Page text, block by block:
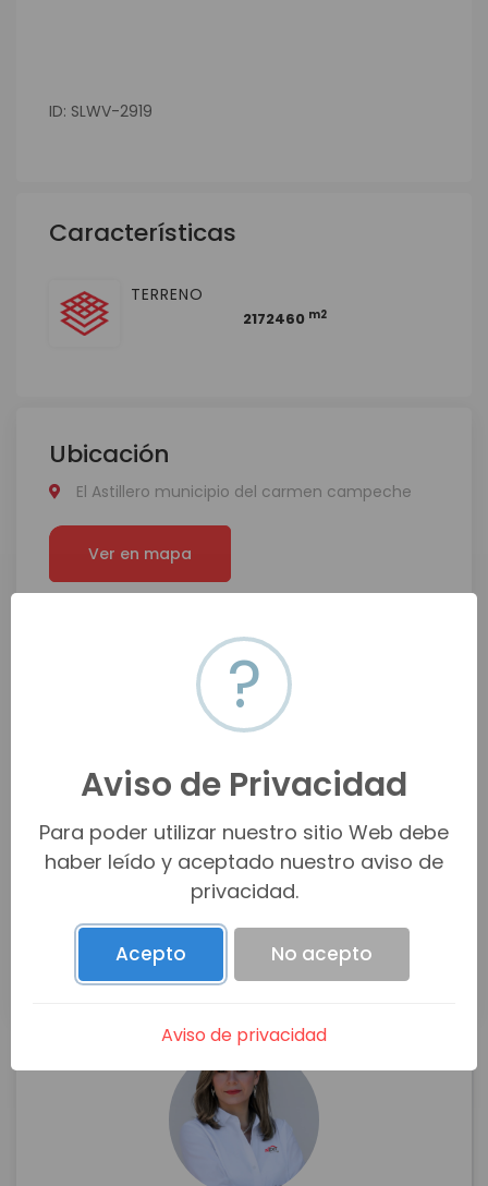
ID: SLWV-2919
Características
TERRENO
2172460 m2
Ubicación
El Astillero municipio del carmen campeche
Ver en mapa
?
Aviso de Privacidad
Para poder utilizar nuestro sitio Web debe
haber leído y aceptado nuestro aviso de
privacidad.
Acepto No acepto
Aviso de privacidad